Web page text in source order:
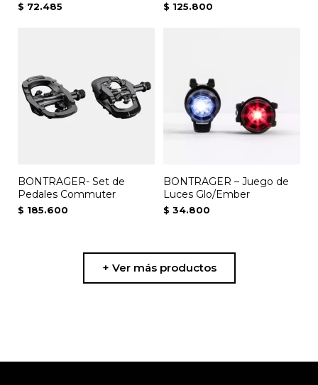
$ 72.485 $ 125.800
BONTRAGER- Set de
Pedales Commuter
$ 185.600
BONTRAGER – Juego de
Luces Glo/Ember
$ 34.800
+ Ver más productos